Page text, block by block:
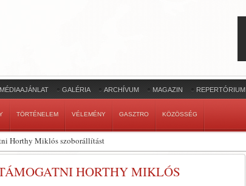
MÉDIAAJÁNLAT GALÉRIA ARCHÍVUM MAGAZIN REPERTÓRIUM
TÖRTÉNELEM VÉLEMÉNY GASZTRO KÖZÖSSÉG
Horthy Miklós szoborállítást
HORTHY MIKLÓS